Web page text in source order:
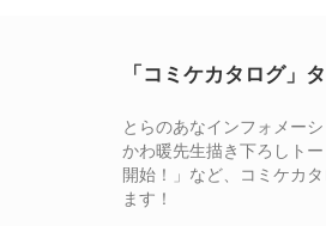
「コミケカタログ」
とらのあなインフォメー
かわ暖先生描き下ろしト
開始！」など、コミケカ
ます！